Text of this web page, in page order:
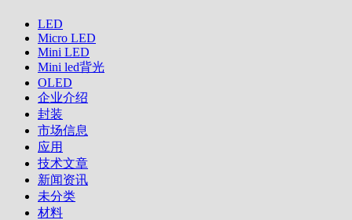
LED
Micro LED
Mini LED
Mini led背光
OLED
企业介绍
封装
市场信息
应用
技术文章
新闻资讯
未分类
材料